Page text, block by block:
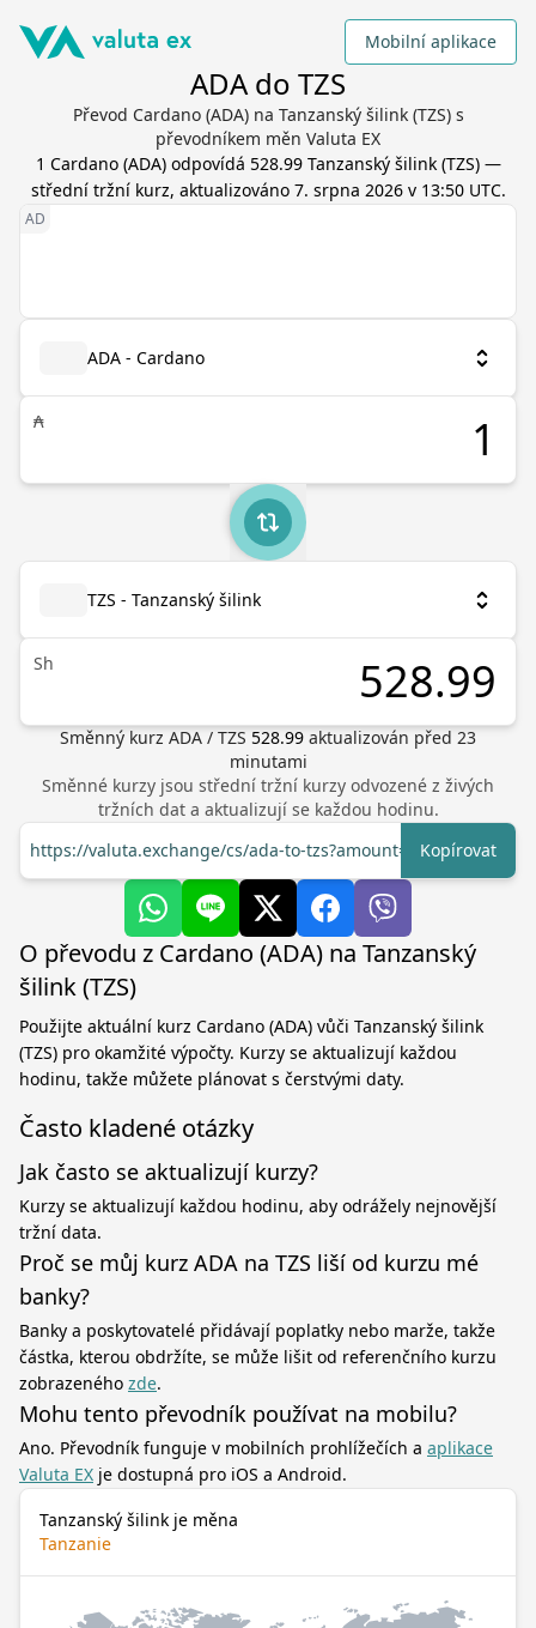
Mobilní aplikace
ADA do TZS
Převod Cardano (ADA) na Tanzanský šilink (TZS) s
převodníkem měn Valuta EX
1 Cardano(ADA) odpovídá 528.99 Tanzanský šilink(TZS) —
střední tržní kurz, aktualizováno 7. srpna 2026 v 13:50 UTC.
ADA - Cardano
₳
TZS - Tanzanský šilink
Sh
Směnný kurz ADA / TZS 528.99 aktualizován před 23
minutami
Směnné kurzy jsou střední tržní kurzy odvozené z živých
tržních dat a aktualizují se každou hodinu.
https://valuta.exchange/cs/ada-to-tzs?amount=1
Kopírovat
O převodu z Cardano (ADA) na Tanzanský
šilink (TZS)
Použijte aktuální kurz Cardano (ADA) vůči Tanzanský šilink
(TZS) pro okamžité výpočty. Kurzy se aktualizují každou
hodinu, takže můžete plánovat s čerstvými daty.
Často kladené otázky
Jak často se aktualizují kurzy?
Kurzy se aktualizují každou hodinu, aby odrážely nejnovější
tržní data.
Proč se můj kurz ADA na TZS liší od kurzu mé
banky?
Banky a poskytovatelé přidávají poplatky nebo marže, takže
částka, kterou obdržíte, se může lišit od referenčního kurzu
zobrazeného zde.
Mohu tento převodník používat na mobilu?
Ano. Převodník funguje v mobilních prohlížečích a aplikace
Valuta EX je dostupná pro iOS a Android.
Tanzanský šilink je měna
Tanzanie